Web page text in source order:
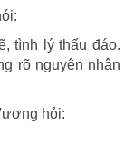
tình lý thấu đáo.
rõ nguyên nhân
hỏi: